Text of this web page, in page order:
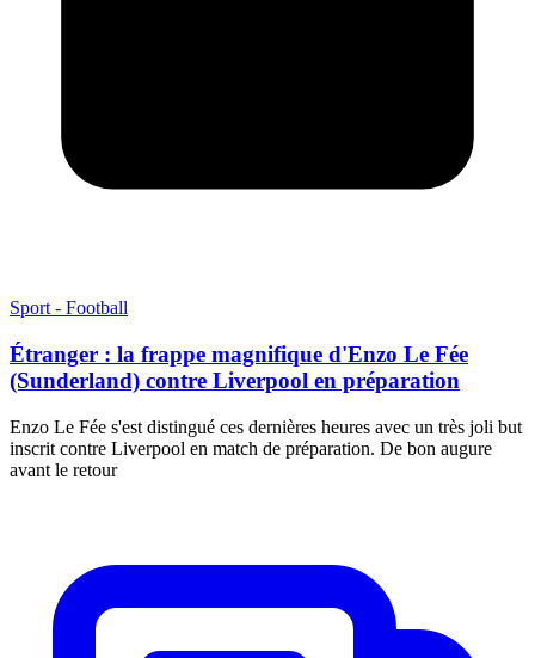
Sport - Football
Étranger : la frappe magnifique d'Enzo Le Fée
(Sunderland) contre Liverpool en préparation
Enzo Le Fée s'est distingué ces dernières heures avec un très joli but
inscrit contre Liverpool en match de préparation. De bon augure
avant le retour